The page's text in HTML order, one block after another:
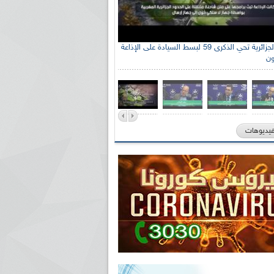
الإذاعة الجزائرية تحي الذكرى 59 لبسط السيادة على الإذاعة